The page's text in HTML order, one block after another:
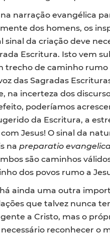
narração evangélica
dos homens, os
sinal da criação deve
Escritura. Isto vem
de caminho rumo
das Sagradas
na incerteza dos
poderíamos
da Escritura, a
Jesus! O sinal da
na preparatio
são caminhos
dos povos rumo a
ainda uma outra
que talvez nunca
a Cristo, mas o
necessário reconhecer